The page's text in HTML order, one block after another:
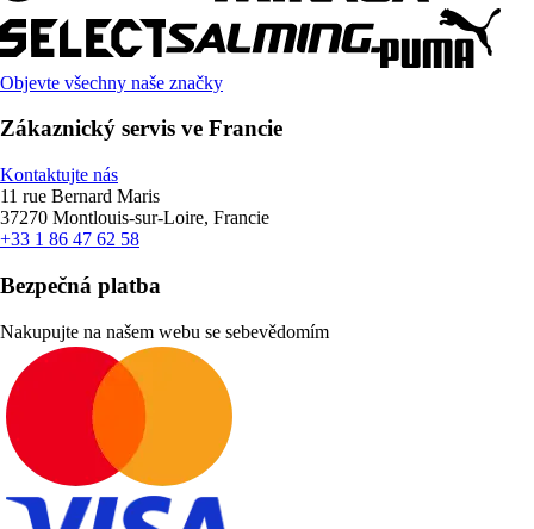
Objevte všechny naše značky
Zákaznický servis ve Francie
Kontaktujte nás
11 rue Bernard Maris
37270 Montlouis-sur-Loire, Francie
+33 1 86 47 62 58
Bezpečná platba
Nakupujte na našem webu se sebevědomím